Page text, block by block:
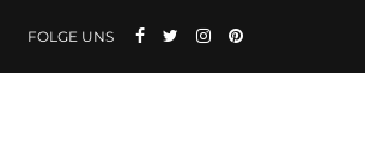
FOLGE UNS